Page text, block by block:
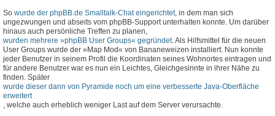
So wurde der phpBB.de Smalltalk-Chat eingerichtet, in dem man sich
ungezwungen und abseits vom phpBB-Support unterhalten konnte. Um darüber
hinaus auch persönliche Treffen zu planen,
wurden mehrere »phpBB User Groups« gegründet. Als Hilfsmittel für die neuen
User Groups wurde der »Map Mod« von Bananeweizen installiert. Nun konnte
jeder Benutzer in seinem Profil die Koordinaten seines Wohnortes eintragen und
für andere Benutzer war es nun ein Leichtes, Gleichgesinnte in ihrer Nähe zu
finden. Später
wurde dieser dann von Pyramide noch um eine verbesserte Java-Oberfläche
erweitert
, welche auch erheblich weniger Last auf dem Server verursachte.